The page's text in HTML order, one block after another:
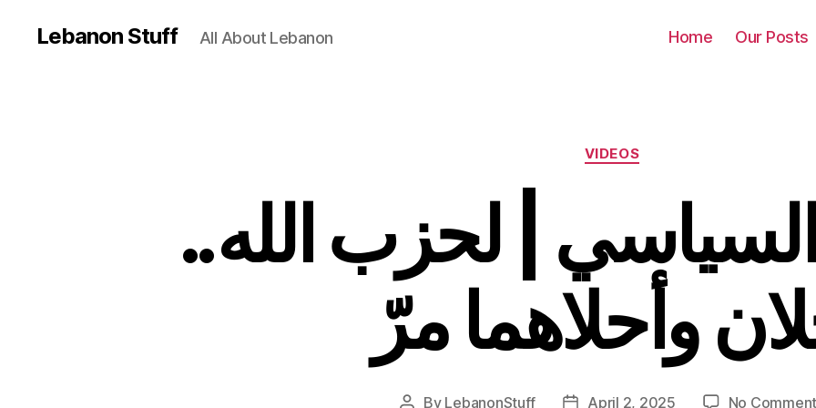
Lebanon Stuff All About Lebanon Home Our Posts
Categories
VIDEOS
| لحزب الله..
وأحلاهما مرّ
Post
By LebanonStuff
PostApril 2, 2025 No